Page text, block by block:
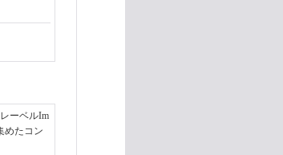
ーベルIm
めたコン